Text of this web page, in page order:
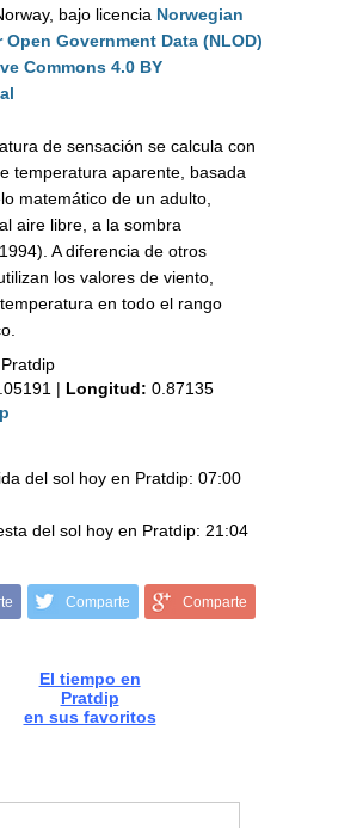
bajo licencia Norwegian
Government Data (NLOD)
Commons 4.0 BY
de sensación se calcula con
temperatura aparente, basada
matemático de un adulto,
aire libre, a la sombra
A diferencia de otros
los valores de viento,
en todo el rango
Pratdip
| Longitud: 0.87135
del sol hoy en Pratdip: 07:00
del sol hoy en Pratdip: 21:04
Comparte Comparte
El tiempo en
Pratdip
en sus favoritos